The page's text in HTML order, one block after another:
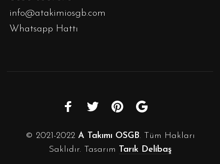
info@atakimiosgb.com
Whatsapp Hattı
© 2021-2022 A Takımı OSGB. Tüm Hakları
Saklıdır. Tasarım Tarık Delibaş